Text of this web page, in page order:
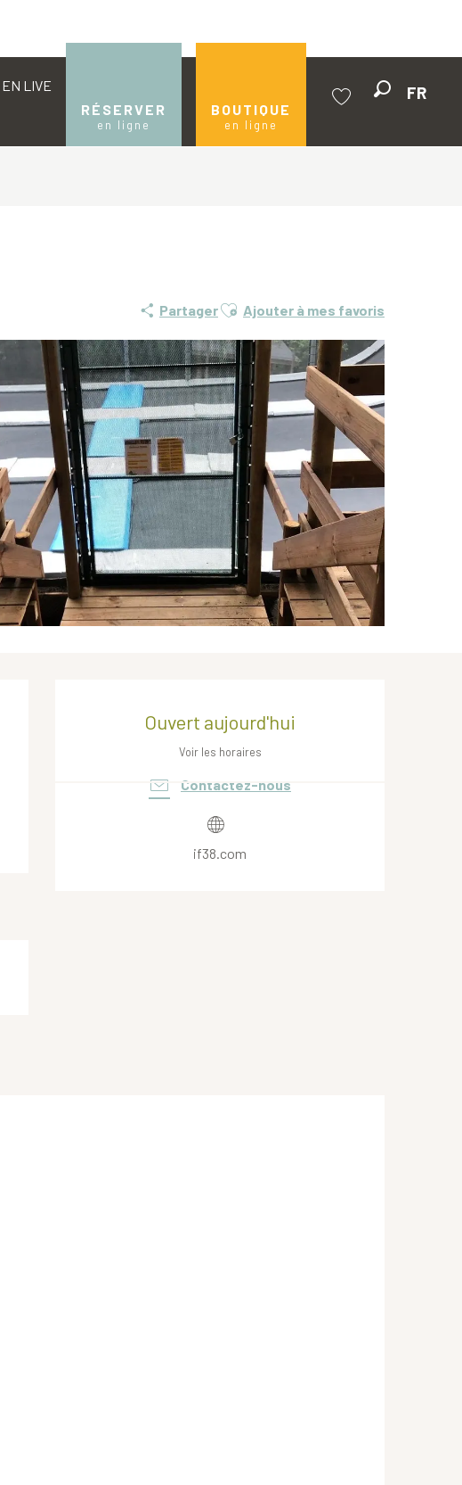
EN LIVE
RÉSERVER
en ligne
BOUTIQUE
en ligne
FR
PartagerAjouter aux favoris
Ajouter à mes favoris
Ouvert aujourd'hui
Voir les horaires
Contactez-nous
if38.com